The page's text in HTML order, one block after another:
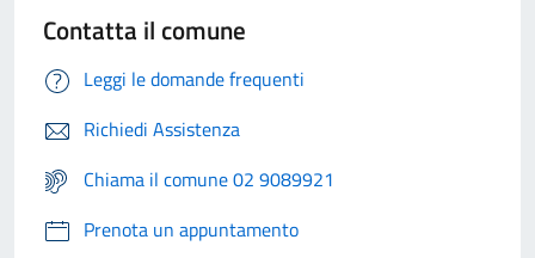
Contatta il comune
Leggi le domande frequenti
Richiedi Assistenza
Chiama il comune 02 9089921
Prenota un appuntamento